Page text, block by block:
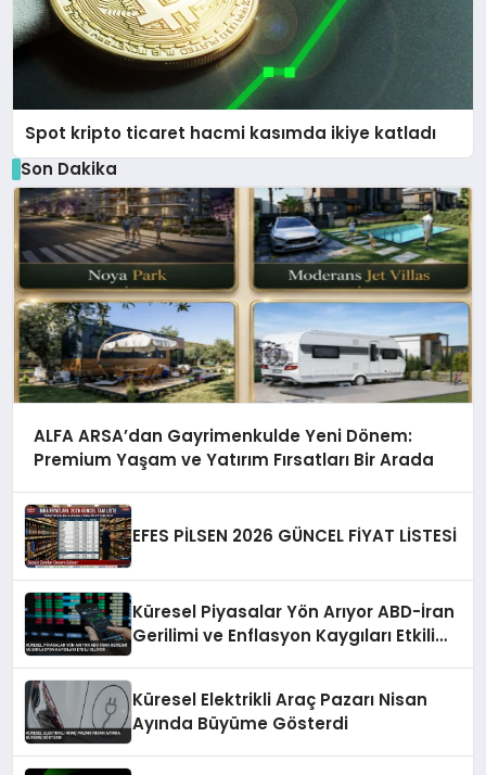
Spot kripto ticaret hacmi kasımda ikiye katladı
Son Dakika
ALFA ARSA’dan Gayrimenkulde Yeni Dönem:
Premium Yaşam ve Yatırım Fırsatları Bir Arada
EFES PİLSEN 2026 GÜNCEL FİYAT LİSTESİ
Küresel Piyasalar Yön Arıyor ABD-İran
Gerilimi ve Enflasyon Kaygıları Etkili
Küresel Elektrikli Araç Pazarı Nisan
Ayında Büyüme Gösterdi